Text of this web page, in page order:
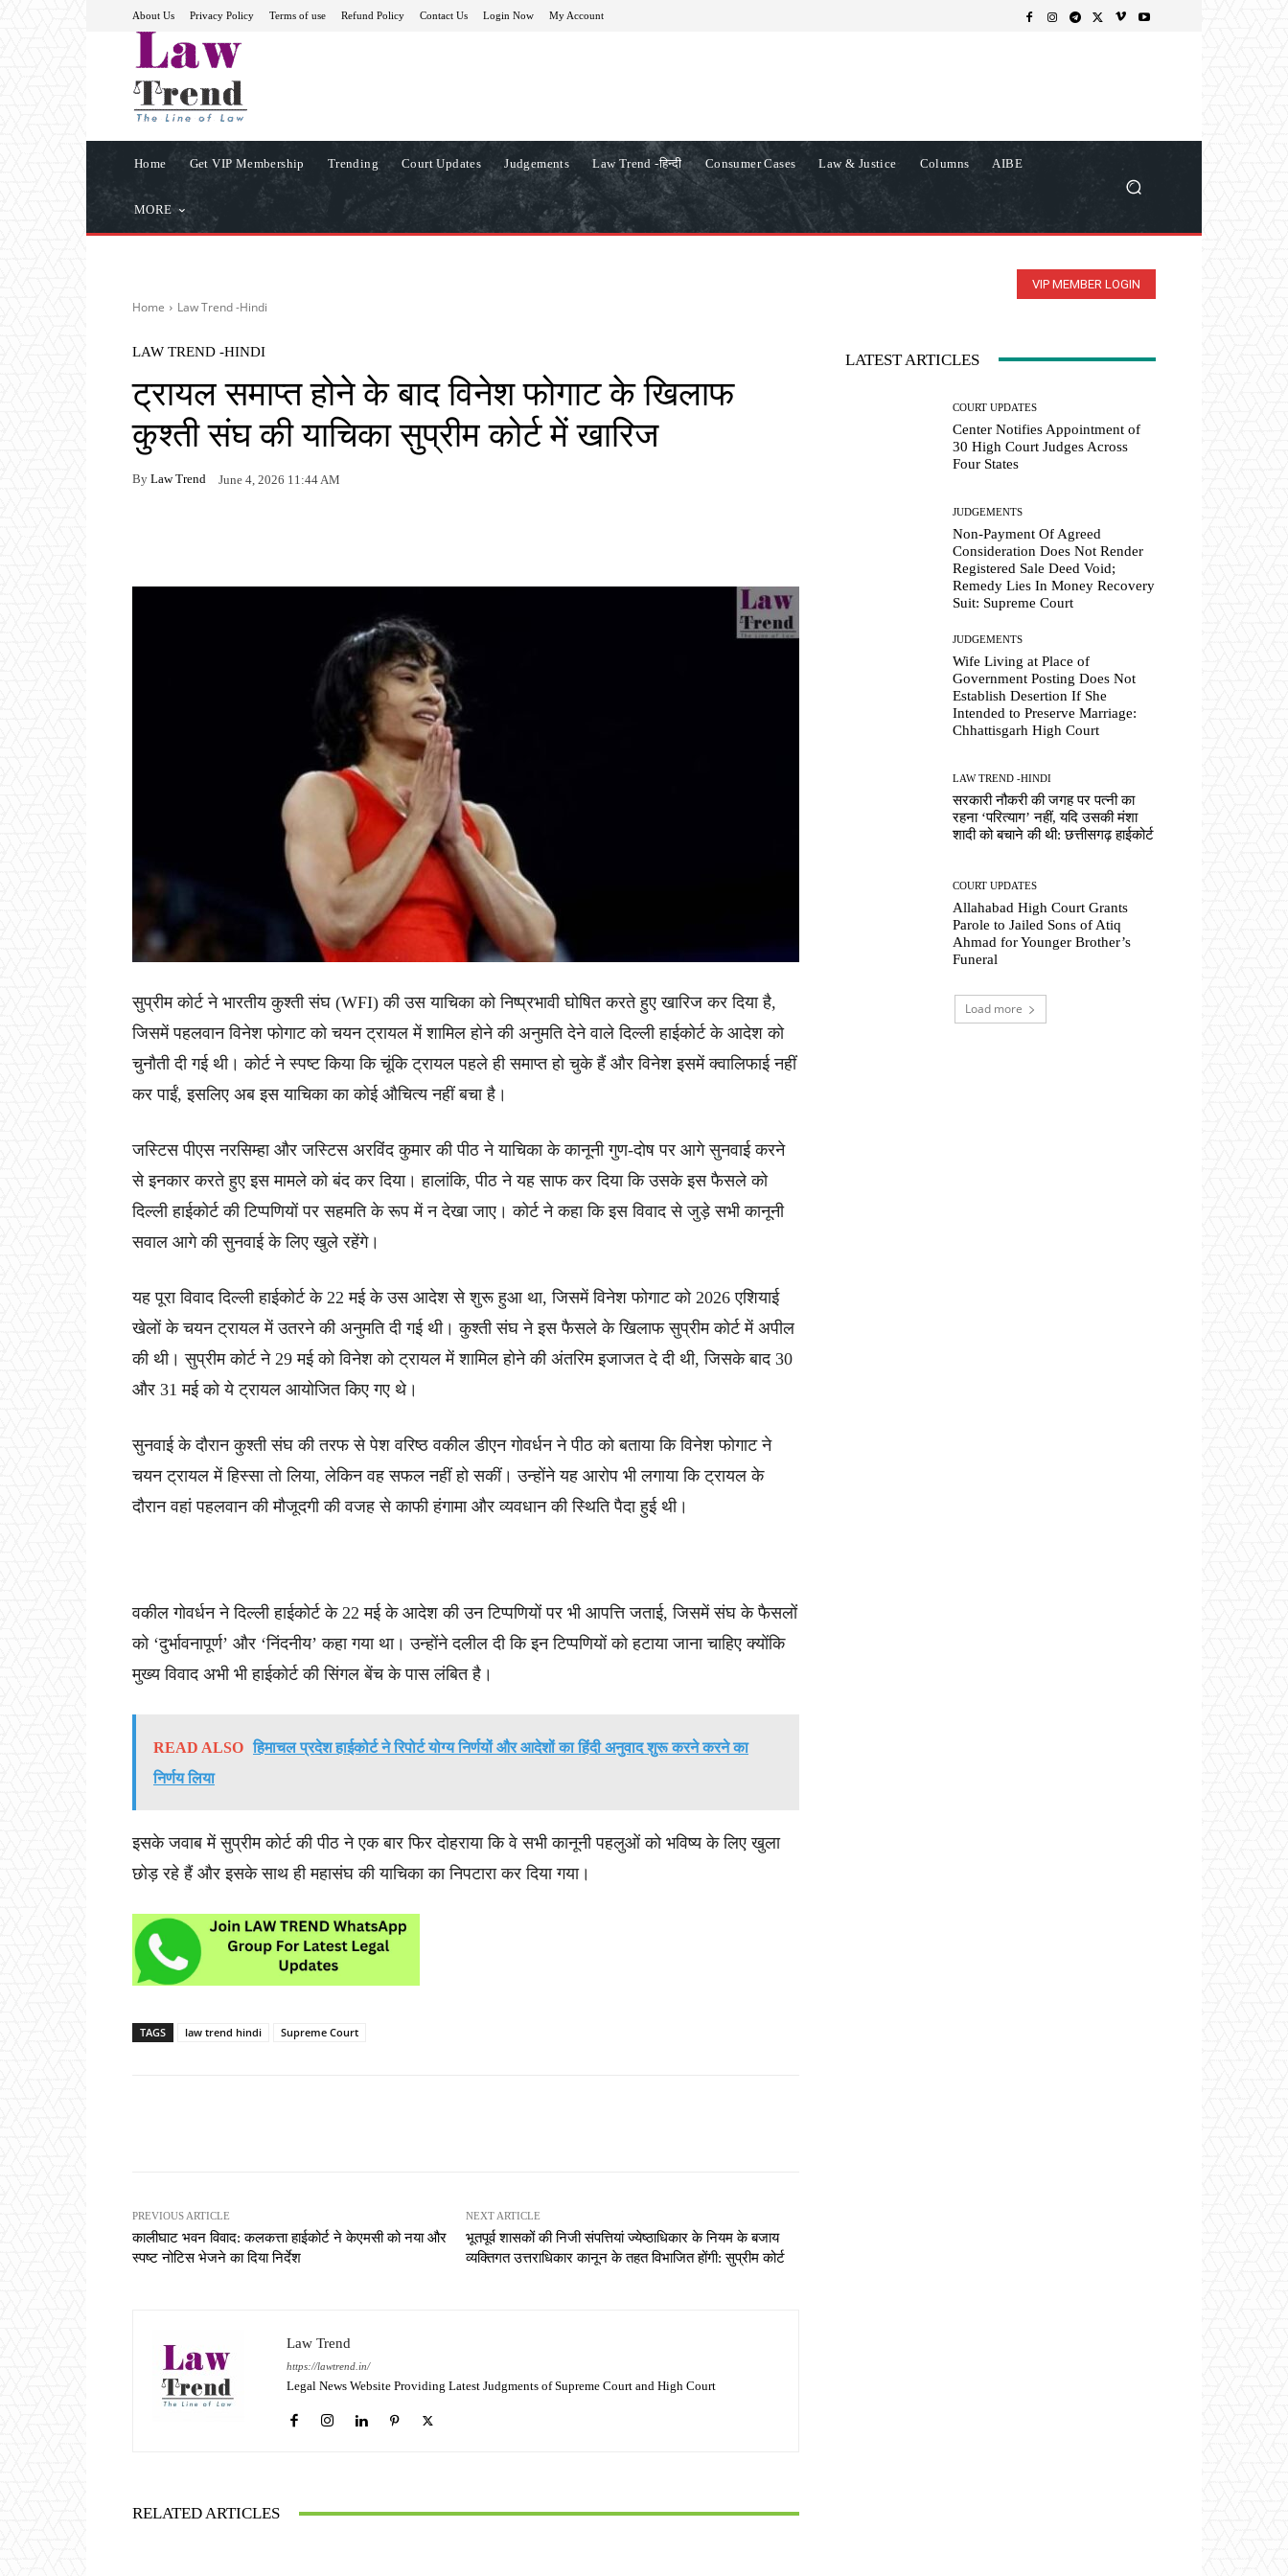
About Us Privacy Policy Terms of use Refund Policy Contact Us Login Now My Account
Home Get VIP Membership Trending Court Updates Judgements Law Trend -हिन्दी Consumer Cases Law & Justice Columns AIBE
MORE
VIP MEMBER LOGIN
Home Law Trend -Hindi
LAW TREND -HINDI
ट्रायल समाप्त होने के बाद विनेश फोगाट के खिलाफ
कुश्ती संघ की याचिका सुप्रीम कोर्ट में खारिज
By Law Trend June 4, 2026 11:44 AM
सुप्रीम कोर्ट ने भारतीय कुश्ती संघ (WFI) की उस याचिका को निष्प्रभावी घोषित करते हुए खारिज कर दिया है,
जिसमें पहलवान विनेश फोगाट को चयन ट्रायल में शामिल होने की अनुमति देने वाले दिल्ली हाईकोर्ट के आदेश को
चुनौती दी गई थी। कोर्ट ने स्पष्ट किया कि चूंकि ट्रायल पहले ही समाप्त हो चुके हैं और विनेश इसमें क्वालिफाई नहीं
कर पाईं, इसलिए अब इस याचिका का कोई औचित्य नहीं बचा है।
जस्टिस पीएस नरसिम्हा और जस्टिस अरविंद कुमार की पीठ ने याचिका के कानूनी गुण-दोष पर आगे सुनवाई करने
से इनकार करते हुए इस मामले को बंद कर दिया। हालांकि, पीठ ने यह साफ कर दिया कि उसके इस फैसले को
दिल्ली हाईकोर्ट की टिप्पणियों पर सहमति के रूप में न देखा जाए। कोर्ट ने कहा कि इस विवाद से जुड़े सभी कानूनी
सवाल आगे की सुनवाई के लिए खुले रहेंगे।
यह पूरा विवाद दिल्ली हाईकोर्ट के 22 मई के उस आदेश से शुरू हुआ था, जिसमें विनेश फोगाट को 2026 एशियाई
खेलों के चयन ट्रायल में उतरने की अनुमति दी गई थी। कुश्ती संघ ने इस फैसले के खिलाफ सुप्रीम कोर्ट में अपील
की थी। सुप्रीम कोर्ट ने 29 मई को विनेश को ट्रायल में शामिल होने की अंतरिम इजाजत दे दी थी, जिसके बाद 30
और 31 मई को ये ट्रायल आयोजित किए गए थे।
सुनवाई के दौरान कुश्ती संघ की तरफ से पेश वरिष्ठ वकील डीएन गोवर्धन ने पीठ को बताया कि विनेश फोगाट ने
चयन ट्रायल में हिस्सा तो लिया, लेकिन वह सफल नहीं हो सकीं। उन्होंने यह आरोप भी लगाया कि ट्रायल के
दौरान वहां पहलवान की मौजूदगी की वजह से काफी हंगामा और व्यवधान की स्थिति पैदा हुई थी।
वकील गोवर्धन ने दिल्ली हाईकोर्ट के 22 मई के आदेश की उन टिप्पणियों पर भी आपत्ति जताई, जिसमें संघ के फैसलों
को ‘दुर्भावनापूर्ण’ और ‘निंदनीय’ कहा गया था। उन्होंने दलील दी कि इन टिप्पणियों को हटाया जाना चाहिए क्योंकि
मुख्य विवाद अभी भी हाईकोर्ट की सिंगल बेंच के पास लंबित है।
READ ALSO हिमाचल प्रदेश हाईकोर्ट ने रिपोर्ट योग्य निर्णयों और आदेशों का हिंदी अनुवाद शुरू करने करने का
निर्णय लिया
इसके जवाब में सुप्रीम कोर्ट की पीठ ने एक बार फिर दोहराया कि वे सभी कानूनी पहलुओं को भविष्य के लिए खुला
छोड़ रहे हैं और इसके साथ ही महासंघ की याचिका का निपटारा कर दिया गया।
TAGS law trend hindi Supreme Court
PREVIOUS ARTICLE
कालीघाट भवन विवाद: कलकत्ता हाईकोर्ट ने केएमसी को नया और
स्पष्ट नोटिस भेजने का दिया निर्देश
NEXT ARTICLE
भूतपूर्व शासकों की निजी संपत्तियां ज्येष्ठाधिकार के नियम के बजाय
व्यक्तिगत उत्तराधिकार कानून के तहत विभाजित होंगी: सुप्रीम कोर्ट
Law Trend
https://lawtrend.in/
Legal News Website Providing Latest Judgments of Supreme Court and High Court
RELATED ARTICLES
LATEST ARTICLES
COURT UPDATES
Center Notifies Appointment of
30 High Court Judges Across
Four States
JUDGEMENTS
Non-Payment Of Agreed
Consideration Does Not Render
Registered Sale Deed Void;
Remedy Lies In Money Recovery
Suit: Supreme Court
JUDGEMENTS
Wife Living at Place of
Government Posting Does Not
Establish Desertion If She
Intended to Preserve Marriage:
Chhattisgarh High Court
LAW TREND -HINDI
सरकारी नौकरी की जगह पर पत्नी का
रहना ‘परित्याग’ नहीं, यदि उसकी मंशा
शादी को बचाने की थी: छत्तीसगढ़ हाईकोर्ट
COURT UPDATES
Allahabad High Court Grants
Parole to Jailed Sons of Atiq
Ahmad for Younger Brother’s
Funeral
Load more